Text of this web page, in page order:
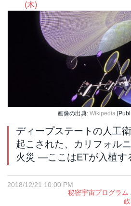
(木)
画像の出典: Wikipedia
ディープステートの人工
起こされた、カリフォル
火災 ―ここはETが入植す
2018/12/21 10:00 PM
秘密宇宙プログラム